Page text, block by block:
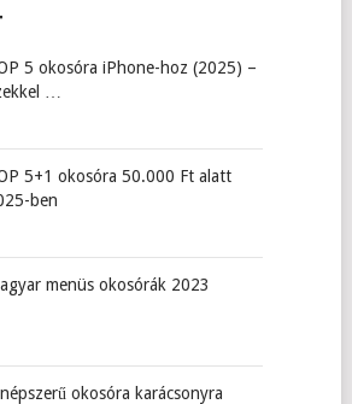
5 okosóra iPhone-hoz (2025) –
…
5+1 okosóra 50.000 Ft alatt
ben
menüs okosórák 2023
okosóra karácsonyra